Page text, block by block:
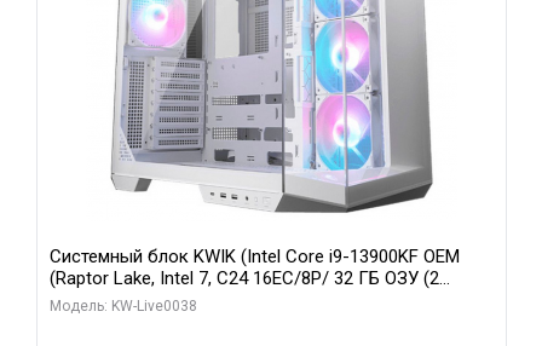
Системный блок KWIK (Intel Core i9-13900KF OEM
(Raptor Lake, Intel 7, C24 16EC/8P/ 32 ГБ ОЗУ (2
модуля)/ Gigabyte RX9070XT GAMING OC 16GB GDDR6
Модель: KW-Live0038